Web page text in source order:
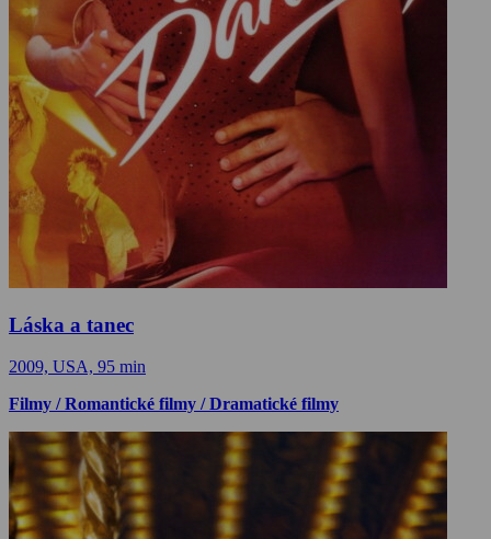
Láska a tanec
2009, USA, 95 min
Filmy / Romantické filmy / Dramatické filmy